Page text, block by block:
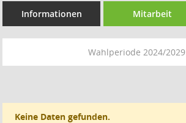
Informationen Mitarbeit
Wahlperiode 2024/2029
Keine Daten gefunden.